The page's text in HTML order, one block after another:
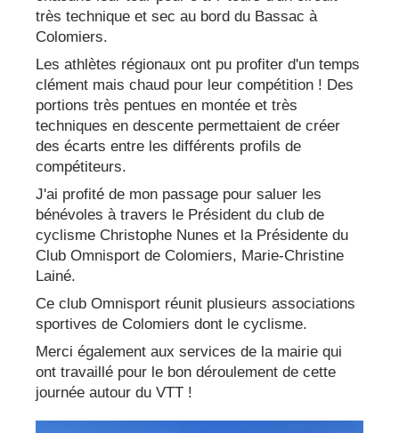
très technique et sec au bord du Bassac à
Colomiers.
Les athlètes régionaux ont pu profiter d'un temps
clément mais chaud pour leur compétition ! Des
portions très pentues en montée et très
techniques en descente permettaient de créer
des écarts entre les différents profils de
compétiteurs.
J'ai profité de mon passage pour saluer les
bénévoles à travers le Président du club de
cyclisme Christophe Nunes et la Présidente du
Club Omnisport de Colomiers, Marie-Christine
Lainé.
Ce club Omnisport réunit plusieurs associations
sportives de Colomiers dont le cyclisme.
Merci également aux services de la mairie qui
ont travaillé pour le bon déroulement de cette
journée autour du VTT !